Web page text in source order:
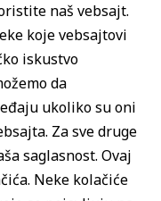
naš vebsajt.
koje vebsajtovi
iskustvo
da
ukoliko su oni
Za sve druge
saglasnost. Ovaj
Neke kolačiće